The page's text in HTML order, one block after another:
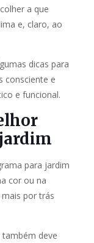
a que
e, claro, ao
dicas para
consciente e
e funcional.
para jardim
cor ou na
por trás
deve